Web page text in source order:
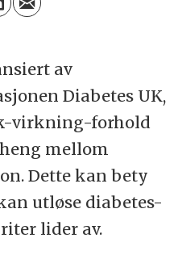
av
Diabetes UK,
virkning-forhold
mellom
Dette kan bety
utløse diabetes-
lider av.